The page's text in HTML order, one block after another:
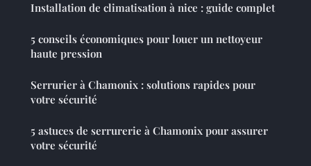
Installation de climatisation à nice : guide complet
5 conseils économiques pour louer un nettoyeur
haute pression
Serrurier à Chamonix : solutions rapides pour
votre sécurité
5 astuces de serrurerie à Chamonix pour assurer
votre sécurité